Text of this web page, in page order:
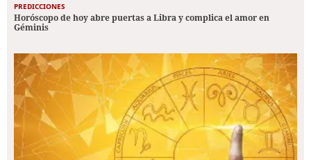
PREDICCIONES
Horóscopo de hoy abre puertas a Libra y complica el amor en
Géminis